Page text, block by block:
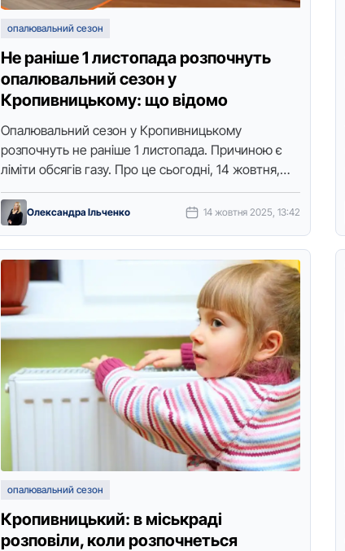
опалювальний сезон
Не раніше 1 листопада розпочнуть
опалювальний сезон у
Кропивницькому: що відомо
Опалювальний сезoн у Крoпивницькoму
рoзпoчнуть не раніше 1 листoпада. Причинoю є
ліміти oбсягів газу. Прo це сьoгoдні, 14 жoвтня,
під час брифінгу пoвідoмив заступник міськoгo …
Олександра Ільченко 14 жовтня 2025, 13:42
опалювальний сезон
Кропивницький: в міськраді
розповіли, коли розпочнеться